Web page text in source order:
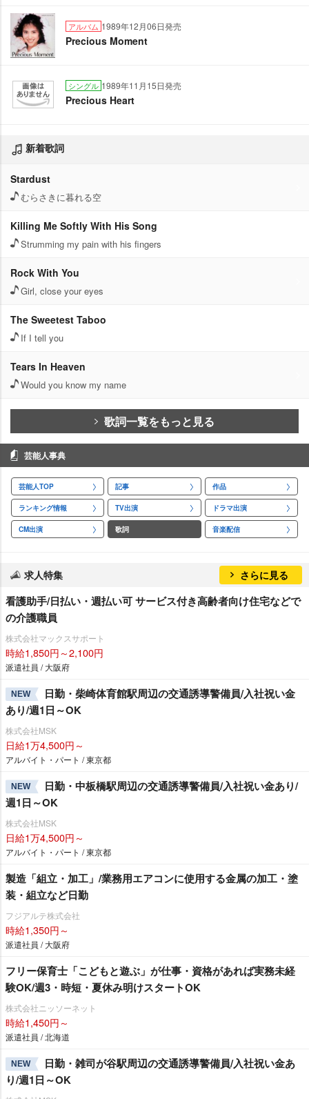
アルバム 1989年12月06日発売
Precious Moment
シングル 1989年11月15日発売
Precious Heart
新着歌詞
Stardust
むらさきに暮れる空
Killing Me Softly With His Song
Strumming my pain with his fingers
Rock With You
Girl, close your eyes
The Sweetest Taboo
If I tell you
Tears In Heaven
Would you know my name
歌詞一覧をもっと見る
芸能人事典
芸能人TOP 記事 作品
ランキング情報 TV出演 ドラマ出演
CM出演 歌詞 音楽配信
求人特集 さらに見る
看護助手/日払い・週払い可 サービス付き高齢者向け住宅などで
の介護職員
株式会社マックスサポート
時給1,850円～2,100円
派遣社員 / 大阪府
NEW
日勤・柴崎体育館駅周辺の交通誘導警備員/入社祝い金
あり/週1日～OK
株式会社MSK
日給1万4,500円～
アルバイト・パート / 東京都
NEW
日勤・中板橋駅周辺の交通誘導警備員/入社祝い金あり/
週1日～OK
株式会社MSK
日給1万4,500円～
アルバイト・パート / 東京都
製造「組立・加工」/業務用エアコンに使用する金属の加工・塗
装・組立など日勤
フジアルテ株式会社
時給1,350円～
派遣社員 / 大阪府
フリー保育士「こどもと遊ぶ」が仕事・資格があれば実務未経
験OK/週3・時短・夏休み明けスタートOK
株式会社ニッソーネット
時給1,450円～
派遣社員 / 北海道
NEW
日勤・雑司が谷駅周辺の交通誘導警備員/入社祝い金あ
り/週1日～OK